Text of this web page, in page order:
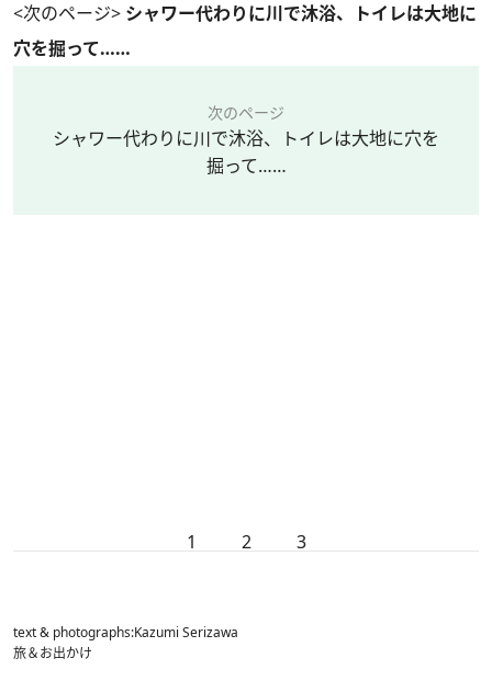
<次のページ> シャワー代わりに川で沐浴、トイレは大地に
穴を掘って……
次のページ
シャワー代わりに川で沐浴、トイレは大地に穴を
掘って……
1 2 3
text & photographs:Kazumi Serizawa
旅＆お出かけ